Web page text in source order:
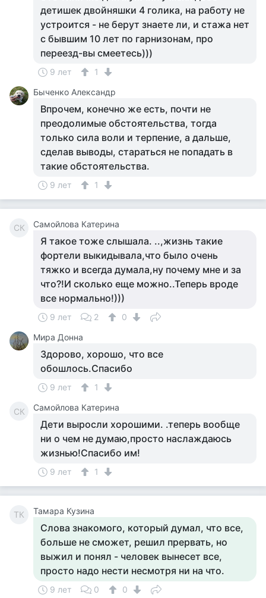
детишек двойняшки 4 голика, на работу не
устроится - не берут знаете ли, и стажа нет
с бывшим 10 лет по гарнизонам, про
переезд-вы смеетесь)))
9 лет
1
Быченко Александр
Впрочем, конечно же есть, почти не
преодолимые обстоятельства, тогда
только сила воли и терпение, а дальше,
сделав выводы, стараться не попадать в
такие обстоятельства.
9 лет 1
СК Самойлова Катерина
Я такое тоже слышала. ..,жизнь такие
фортели выкидывала,что было очень
тяжко и всегда думала,ну почему мне и за
что?!И сколько еще можно..Теперь вроде
все нормально!)))
9 лет 2
0
Мира Донна
Здорово, хорошо, что все
обошлось.Спасибо
9 лет 1
СК Самойлова Катерина
Дети выросли хорошими. .теперь вообще
ни о чем не думаю,просто наслаждаюсь
жизнью!Спасибо им!
9 лет 1
ТК Тамара Кузина
Слова знакомого, который думал, что все,
больше не сможет, решил прервать, но
выжил и понял - человек вынесет все,
просто надо нести несмотря ни на что.
9 лет 0 0